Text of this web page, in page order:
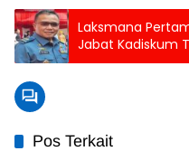
Laksmana
Jabat Kadiskum
Pos Terkait